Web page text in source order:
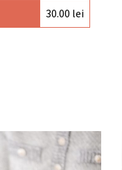
30.00 lei